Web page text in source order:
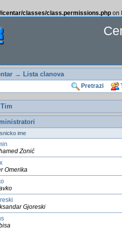
classes/class.permissions.php on
→ Lista clanova
Pretrazi
ime
Zonić
Omerika
Gjoreski